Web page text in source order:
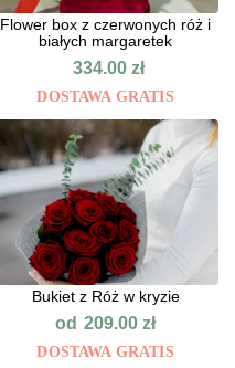
Flower box z czerwonych róż i
białych margaretek
334.00zł
DOSTAWA GRATIS
Bukiet z Róż w kryzie
od 209.00zł
DOSTAWA GRATIS